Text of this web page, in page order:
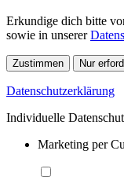
Erkundige dich bitte
sowie in unserer
Zustimmen Nur
Datenschutzerklärung
Individuelle
Marketing per